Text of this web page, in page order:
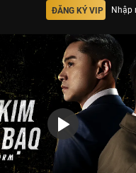
ĐĂNG KÝ VIP Nhập